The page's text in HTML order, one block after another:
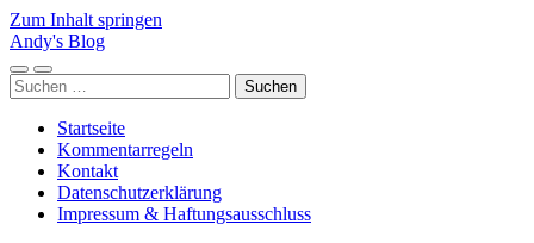
Zum Inhalt springen
Andy's Blog
Mobile-
Menü
Suchfeld
ein-/ausblenden
Suchen
nach:
Startseite
Kommentarregeln
Kontakt
Datenschutzerklärung
Impressum & Haftungsausschluss